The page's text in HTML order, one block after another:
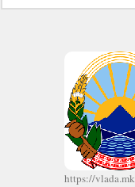
https://vlada.mk